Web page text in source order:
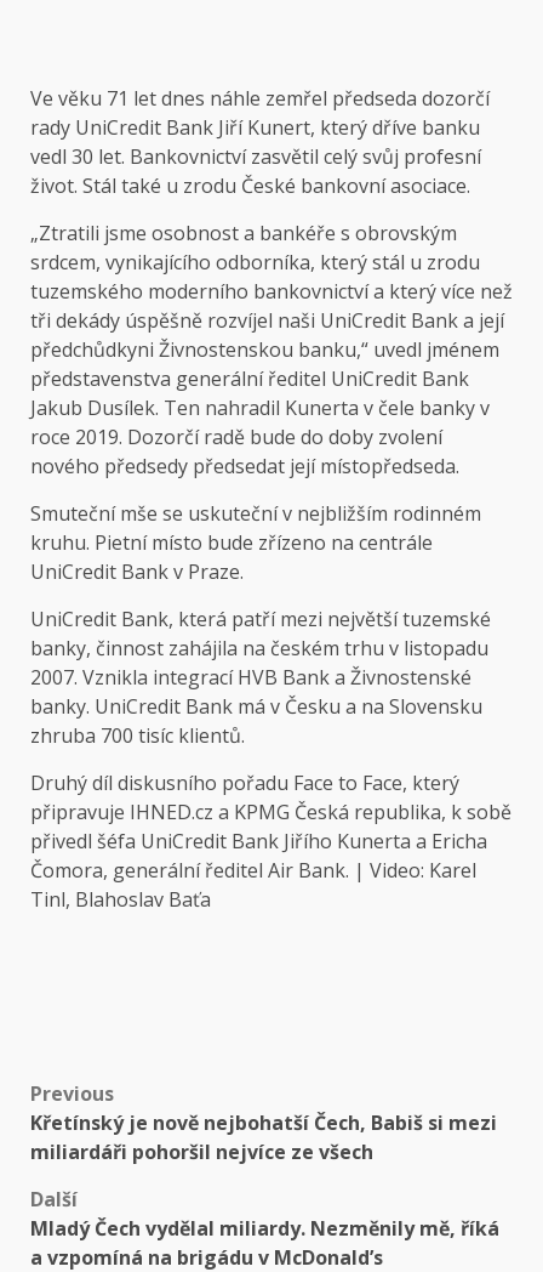
Ve věku 71 let dnes náhle zemřel předseda dozorčí
rady UniCredit Bank Jiří Kunert, který dříve banku
vedl 30 let. Bankovnictví zasvětil celý svůj profesní
život. Stál také u zrodu České bankovní asociace.
„Ztratili jsme osobnost a bankéře s obrovským
srdcem, vynikajícího odborníka, který stál u zrodu
tuzemského moderního bankovnictví a který více než
tři dekády úspěšně rozvíjel naši UniCredit Bank a její
předchůdkyni Živnostenskou banku,“ uvedl jménem
představenstva generální ředitel UniCredit Bank
Jakub Dusílek. Ten nahradil Kunerta v čele banky v
roce 2019. Dozorčí radě bude do doby zvolení
nového předsedy předsedat její místopředseda.
Smuteční mše se uskuteční v nejbližším rodinném
kruhu. Pietní místo bude zřízeno na centrále
UniCredit Bank v Praze.
UniCredit Bank, která patří mezi největší tuzemské
banky, činnost zahájila na českém trhu v listopadu
2007. Vznikla integrací HVB Bank a Živnostenské
banky. UniCredit Bank má v Česku a na Slovensku
zhruba 700 tisíc klientů.
Druhý díl diskusního pořadu Face to Face, který
připravuje IHNED.cz a KPMG Česká republika, k sobě
přivedl šéfa UniCredit Bank Jiřího Kunerta a Ericha
Čomora, generální ředitel Air Bank. | Video: Karel
Tinl, Blahoslav Baťa
Post
navigation
Previous
Křetínský je nově nejbohatší Čech, Babiš si mezi
miliardáři pohoršil nejvíce ze všech
Další
Mladý Čech vydělal miliardy. Nezměnily mě, říká
a vzpomíná na brigádu v McDonald’s